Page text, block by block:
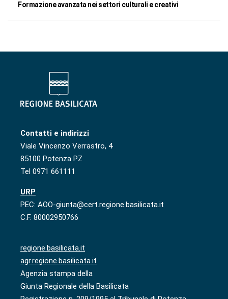
Formazione avanzata nei settori culturali e creativi
Contatti e indirizzi
Viale Vincenzo Verrastro, 4
85100 Potenza PZ
Tel 0971 661111
URP
PEC: AOO-giunta@cert.regione.basilicata.it
C.F. 80002950766
regione.basilicata.it
agr.regione.basilicata.it
Agenzia stampa della
Giunta Regionale della Basilicata